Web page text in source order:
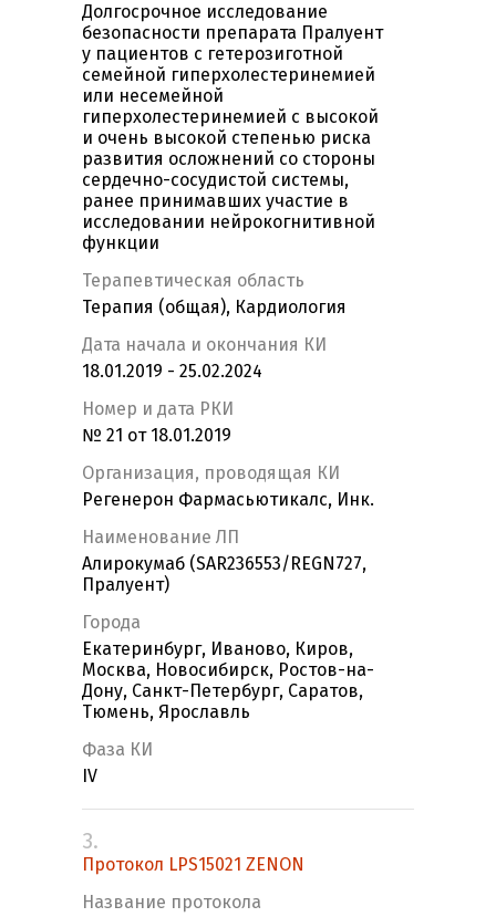
Долгосрочное исследование
безопасности препарата Пралуент
у пациентов с гетерозиготной
семейной гиперхолестеринемией
или несемейной
гиперхолестеринемией с высокой
и очень высокой степенью риска
развития осложнений со стороны
сердечно-сосудистой системы,
ранее принимавших участие в
исследовании нейрокогнитивной
функции
Терапевтическая область
Терапия (общая), Кардиология
Дата начала и окончания КИ
18.01.2019 - 25.02.2024
Номер и дата РКИ
№ 21 от 18.01.2019
Организация, проводящая КИ
Регенерон Фармасьютикалс, Инк.
Наименование ЛП
Алирокумаб (SAR236553/REGN727,
Пралуент)
Города
Екатеринбург, Иваново, Киров,
Москва, Новосибирск, Ростов-на-
Дону, Санкт-Петербург, Саратов,
Тюмень, Ярославль
Фаза КИ
IV
3.
Протокол LPS15021 ZENON
Название протокола